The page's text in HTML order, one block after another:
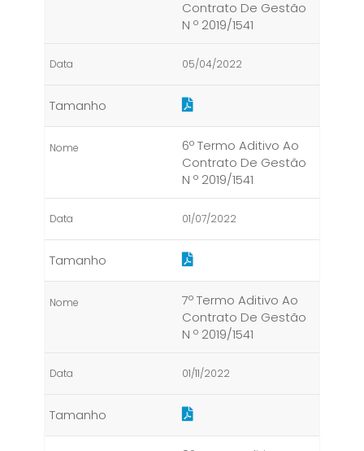
Contrato De Gestão
N º 2019/1541
05/04/2022
6º Termo Aditivo Ao
Contrato De Gestão
N º 2019/1541
01/07/2022
7º Termo Aditivo Ao
Contrato De Gestão
N º 2019/1541
01/11/2022